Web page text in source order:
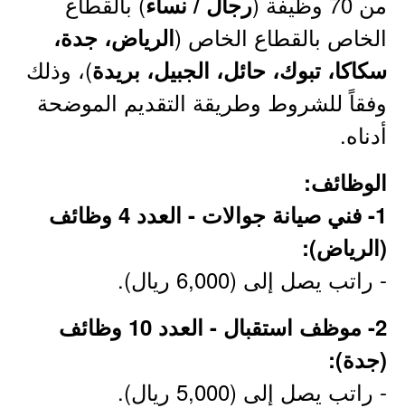
الخاص بالقطاع الخاص (الرياض، جدة،
سكاكا، تبوك، حائل، الجبيل، بريدة)، وذلك
وفقاً للشروط وطريقة التقديم الموضحة
أدناه.
الوظائف:
1- فني صيانة جوالات - العدد 4 وظائف
(الرياض):
- راتب يصل إلى (6,000 ريال).
2- موظف استقبال - العدد 10 وظائف
(جدة):
- راتب يصل إلى (5,000 ريال).